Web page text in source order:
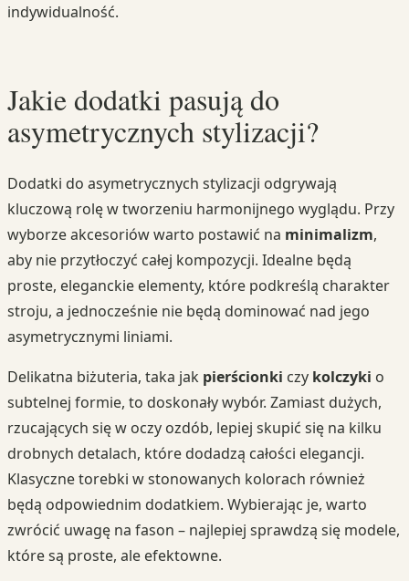
indywidualność.
Jakie dodatki pasują do
asymetrycznych stylizacji?
Dodatki do asymetrycznych stylizacji odgrywają
kluczową rolę w tworzeniu harmonijnego wyglądu. Przy
wyborze akcesoriów warto postawić na minimalizm,
aby nie przytłoczyć całej kompozycji. Idealne będą
proste, eleganckie elementy, które podkreślą charakter
stroju, a jednocześnie nie będą dominować nad jego
asymetrycznymi liniami.
Delikatna biżuteria, taka jak pierścionki czy kolczyki o
subtelnej formie, to doskonały wybór. Zamiast dużych,
rzucających się w oczy ozdób, lepiej skupić się na kilku
drobnych detalach, które dodadzą całości elegancji.
Klasyczne torebki w stonowanych kolorach również
będą odpowiednim dodatkiem. Wybierając je, warto
zwrócić uwagę na fason – najlepiej sprawdzą się modele,
które są proste, ale efektowne.